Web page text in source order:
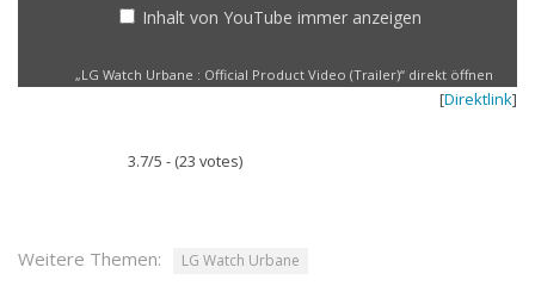
Inhalt von YouTube immer anzeigen
„LG Watch Urbane : Official Product Video (Trailer)“ direkt öffnen
[Direktlink]
3.7/5 - (23 votes)
Weitere Themen: LG Watch Urbane